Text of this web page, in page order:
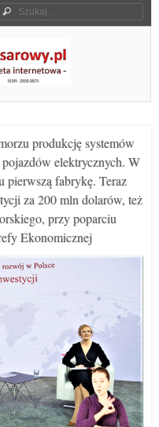
Szukaj
produkcję systemów
elektrycznych. W
pierwszą fabrykę. Teraz
za 200 mln dolarów, też
przy poparciu
Ekonomicznej